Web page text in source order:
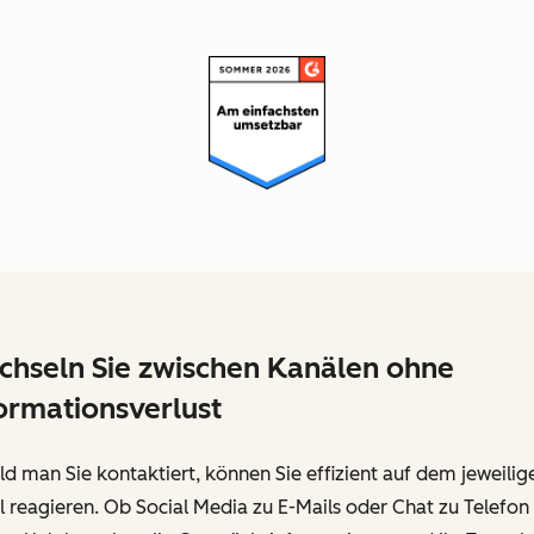
Sie zwischen Kanälen ohne
man Sie kontaktiert, können Sie effizient auf dem
reagieren. Ob Social Media zu E-Mails oder Chat zu Telefon